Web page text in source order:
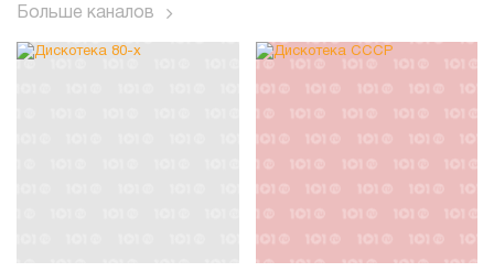
Больше каналов